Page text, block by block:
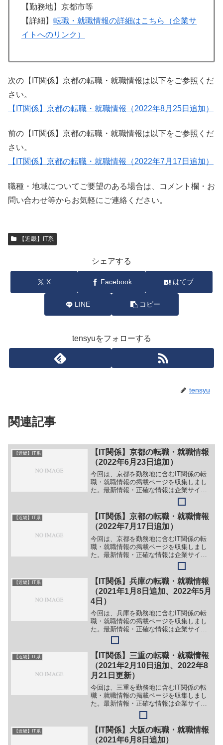
【勤務地】京都市等
【詳細】 転職・就職情報の詳細はこちら（企業サ
イトへのリンク）
次の【IT関係】京都の転職・就職情報は以下をご参照くだ
さい。
【IT関係】京都の転職・就職情報（2022年8月25日追加）
前の【IT関係】京都の転職・就職情報は以下をご参照くだ
さい。
【IT関係】京都の転職・就職情報（2022年7月17日追加）
職種・地域についてご要望のある場合は、コメント欄・お
問い合わせ等からお気軽にご連絡ください。
【近畿】IT系
シェアする
X Facebook はてブ
LINE コピー
tensyuをフォローする
tensyu
関連記事
【近畿】IT系
【IT関係】京都の転職・就職情報
（2022年6月23日追加）
今回は、京都を勤務地に含むIT関係の転
職・就職情報の掲載ページを収集しまし
た。最新情報・正確な情報は企業サイト
でご確認ください。①【会社名】公益財
団法人 京都大学iPS細胞研究財団【職
務】［常勤］＞＞（１）細胞調製施設
製造部 IT担当職員...
【近畿】IT系
【IT関係】京都の転職・就職情報
（2022年7月17日追加）
今回は、京都を勤務地に含むIT関係の転
職・就職情報の掲載ページを収集しまし
た。最新情報・正確な情報は企業サイト
でご確認ください。①【会社名】株式会
社ゼネック【職務】［新卒］＞＞（１）
マーケティング営業＞＞（２）ITエンジ
ニア＞＞（３）IoT...
【近畿】IT系
【IT関係】兵庫の転職・就職情報
（2021年1月8日追加、2022年5月
4日）
今回は、兵庫を勤務地に含むIT関係の転
職・就職情報の掲載ページを収集しまし
た。最新情報・正確な情報は企業サイト
でご確認ください。①【会社名】シティ
ネットホールディングス株式会社【職
務】［キャリア・中途］＞＞（１）社内
SE（アシスタント）【勤...
【近畿】IT系
【IT関係】三重の転職・就職情報
（2021年2月10日追加、2022年8
月21日更新）
今回は、三重を勤務地に含むIT関係の転
職・就職情報の掲載ページを収集しまし
た。最新情報・正確な情報は企業サイト
でご確認ください。①【会社名】花ひろ
ばオンライン株式会社【職務】［正社
員］＞＞（１）システムエンジニア＞＞
（２）プログラマー＞＞（...
【近畿】IT系
【IT関係】大阪の転職・就職情報
（2021年6月8日追加）